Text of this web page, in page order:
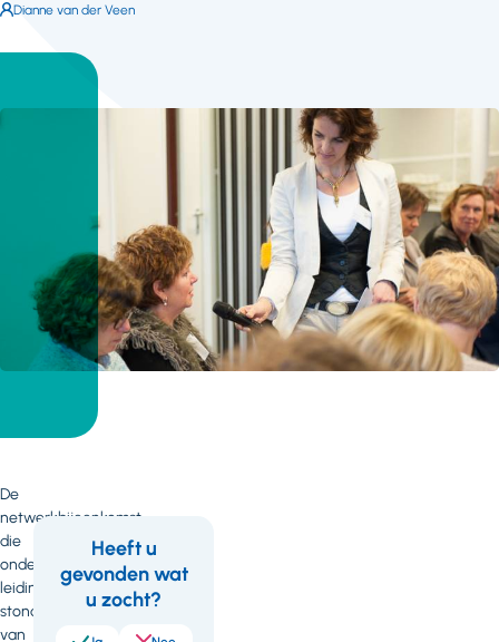
Auteur:
Dianne van der Veen
De
netwerkbijeenkomst,
die
onder
leiding
stond
van
Wil
Feedback
Heeft u
gevonden wat
u zocht?